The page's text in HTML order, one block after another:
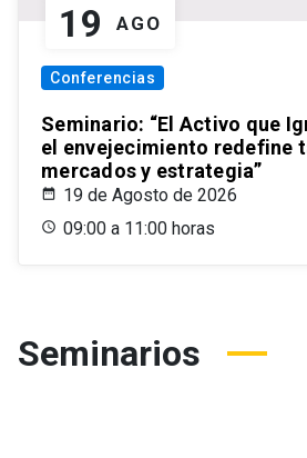
19 AGO
Conferencias
Seminario: “El Activo que
el envejecimiento redefine
mercados y estrategia”
19 de Agosto de 2026
09:00 a 11:00 horas
Seminarios